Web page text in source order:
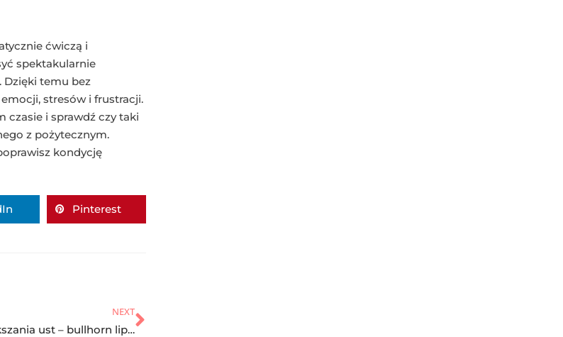
ćwiczą i
spektakularnie
Dzięki temu bez
stresów i frustracji.
czasie i sprawdź czy taki
z pożytecznym.
kondycję
Pinterest
NEXT
Nowa metoda powiększania ust – bullhorn lip lift